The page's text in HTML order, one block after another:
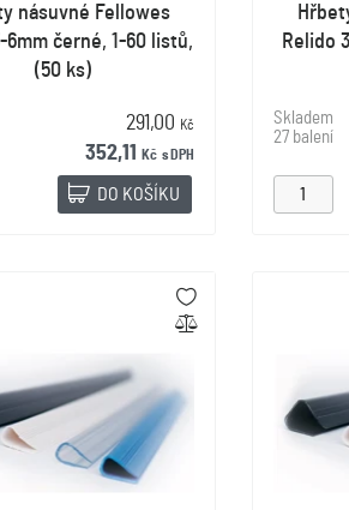
násuvné Fellowes
6mm černé, 1-60 listů,
(50 ks)
291,00 Kč
352,11 Kč s DPH
DO KOŠÍKU
Relido
Skladem
27 balení